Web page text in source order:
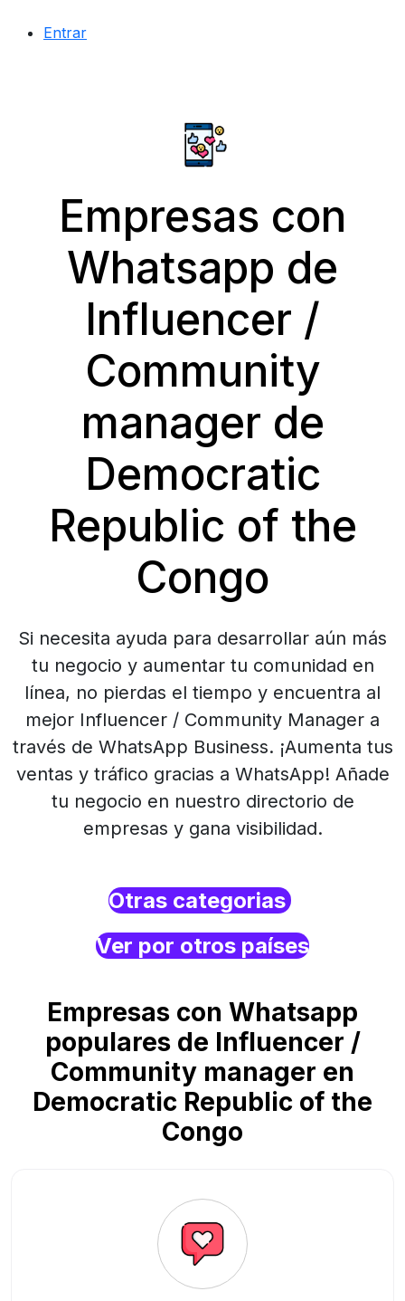
Entrar
Empresas con
Whatsapp de
Influencer /
Community
manager de
Democratic
Republic of the
Congo
Si necesita ayuda para desarrollar aún más
tu negocio y aumentar tu comunidad en
línea, no pierdas el tiempo y encuentra al
mejor Influencer / Community Manager a
través de WhatsApp Business. ¡Aumenta tus
ventas y tráfico gracias a WhatsApp! Añade
tu negocio en nuestro directorio de
empresas y gana visibilidad.
Otras categorias
Ver por otros países
Empresas con Whatsapp
populares de Influencer /
Community manager en
Democratic Republic of the
Congo